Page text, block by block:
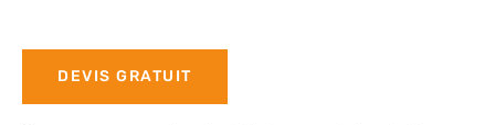
DEVIS GRATUIT